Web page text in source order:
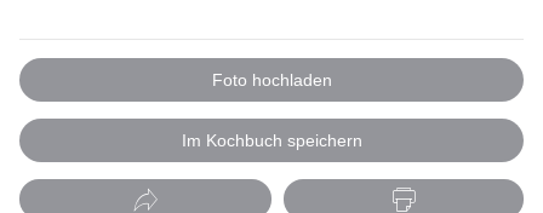
Foto hochladen
Im Kochbuch speichern